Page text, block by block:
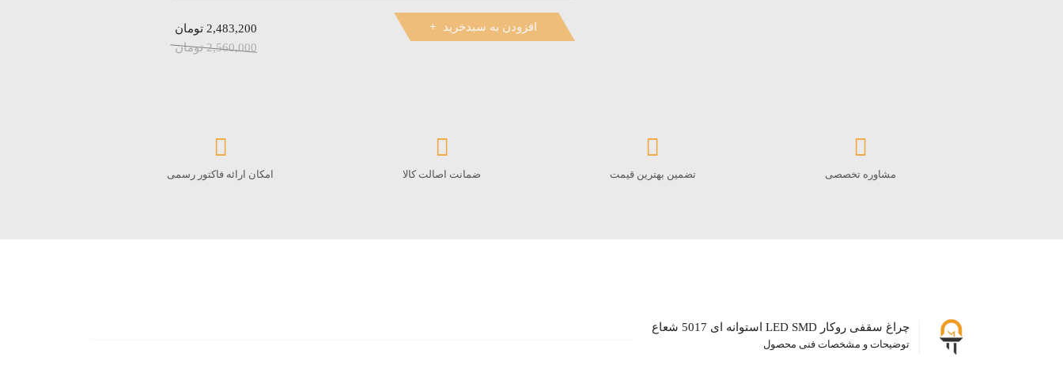
افزودن به سبدخرید 2,483,200 تومان
2,560,000 تومان
مشاوره تخصصی تضمین بهترین قیمت ضمانت اصالت کالا امکان ارائه فاکتور رسمی
چراغ سقفی روکار LED SMD استوانه ای 5017 شعاع
توضیحات و مشخصات فنی محصول